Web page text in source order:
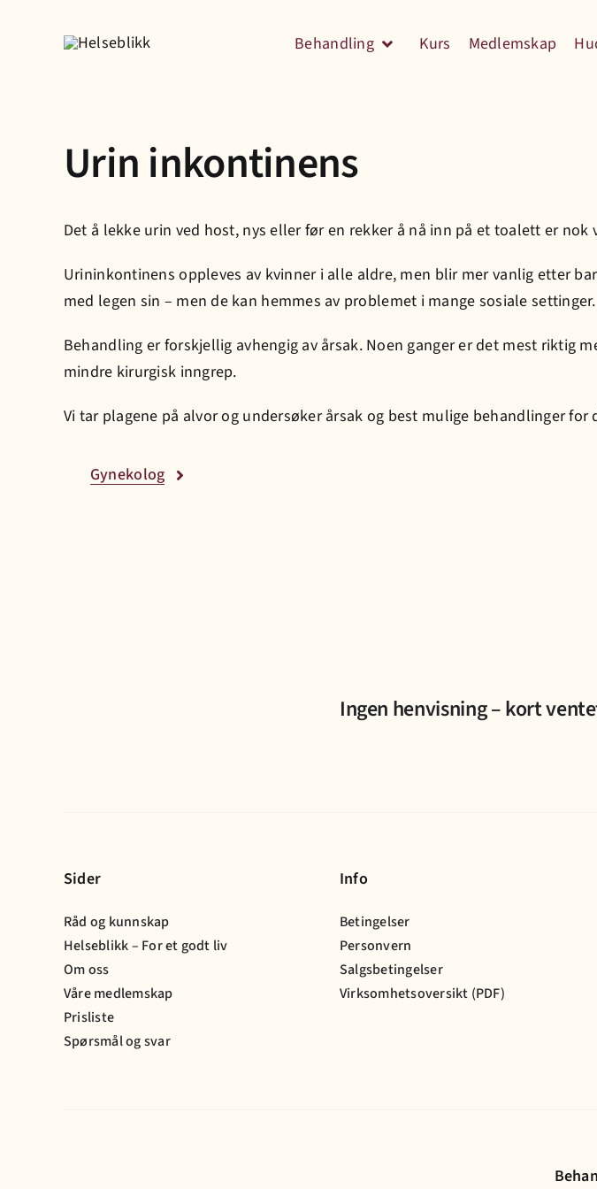
Behandling Kurs Medlemskap
Urin inkontinens
Det å lekke urin ved host, nys eller før en rekker å nå inn på et toalett er nok
Urininkontinens oppleves av kvinner i alle aldre, men blir mer vanlig etter
med legen sin – men de kan hemmes av problemet i mange sosiale settinger.
Behandling er forskjellig avhengig av årsak. Noen ganger er det mest
mindre kirurgisk inngrep.
Vi tar plagene på alvor og undersøker årsak og best mulige behandlinger for
Gynekolog
Ingen henvisning – kort
Sider
Råd og kunnskap
Helseblikk – For et godt liv
Om oss
Våre medlemskap
Prisliste
Spørsmål og svar
Info
Betingelser
Personvern
Salgsbetingelser
Virksomhetsoversikt (PDF)